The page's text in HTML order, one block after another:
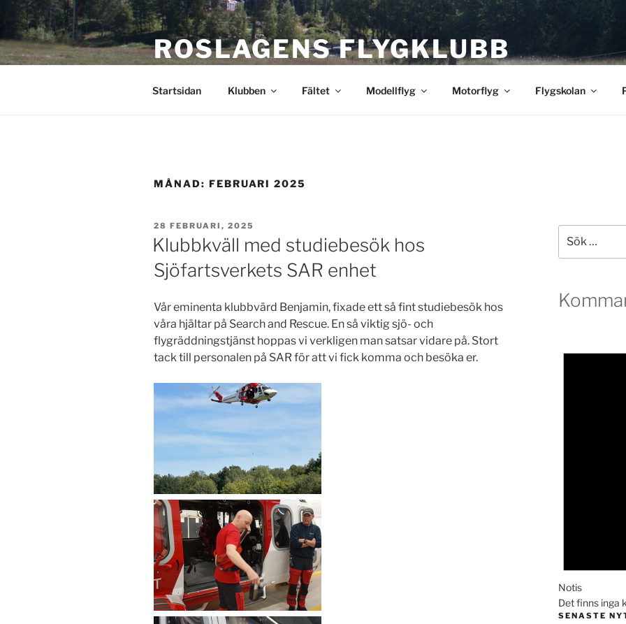
Hoppa
innehåll
ROSLAGENS FLYGKLUBB
Startsidan Klubben Fältet Modellflyg Motorflyg Flygskolan
MÅNAD: FEBRUARI 2025
PUBLICERAT
28 FEBRUARI, 2025
Klubbkväll med studiebesök hos
Sjöfartsverkets SAR enhet
Vår eminenta klubbvärd Benjamin, fixade ett så fint studiebesök hos
våra hjältar på Search and Rescue. En så viktig sjö- och
flygräddningstjänst hoppas vi verkligen man satsar vidare på. Stort
tack till personalen på SAR för att vi fick komma och besöka er.
efter:
Notis
Det finns inga
SENASTE